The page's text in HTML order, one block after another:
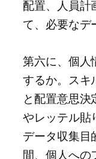
配置、人員計
て、必要なデ
第六に、個人
するか。スキ
と配置意思
やレッテル貼
データ収集目
間、個人への